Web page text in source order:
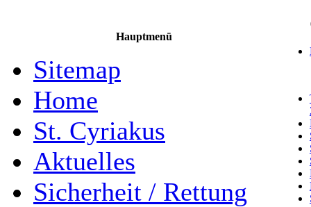
Hauptmenü
Sitemap
Home
St. Cyriakus
Aktuelles
Sicherheit / Rettung